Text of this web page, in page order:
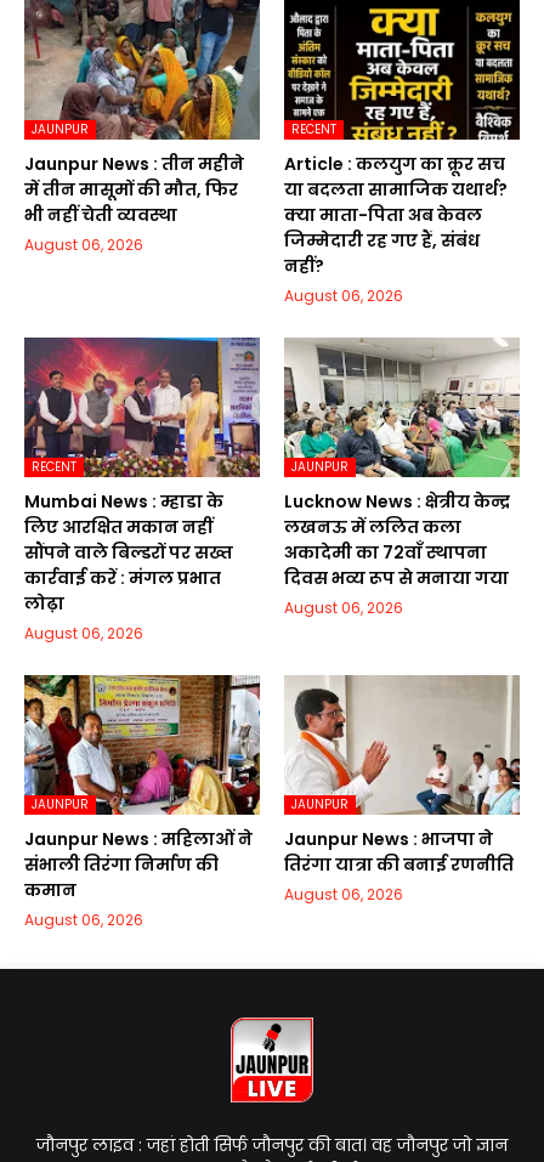
JAUNPUR
Jaunpur News : तीन महीने
में तीन मासूमों की मौत, फिर
भी नहीं चेती व्यवस्था
August 06, 2026
RECENT
Article : कलयुग का क्रूर सच
या बदलता सामाजिक यथार्थ?
क्या माता-पिता अब केवल
जिम्मेदारी रह गए हैं, संबंध
नहीं?
August 06, 2026
RECENT
Mumbai News : म्हाडा के
लिए आरक्षित मकान नहीं
सौंपने वाले बिल्डरों पर सख्त
कार्रवाई करें : मंगल प्रभात
लोढ़ा
August 06, 2026
JAUNPUR
Lucknow News : क्षेत्रीय केन्द्र
लखनऊ में ललित कला
अकादेमी का 72वाॅं स्थापना
दिवस भव्य रूप से मनाया गया
August 06, 2026
JAUNPUR
Jaunpur News : महिलाओं ने
संभाली तिरंगा निर्माण की
कमान
August 06, 2026
JAUNPUR
Jaunpur News : भाजपा ने
तिरंगा यात्रा की बनाई रणनीति
August 06, 2026
जौनपुर लाइव : जहां होती सिर्फ जौनपुर की बात। वह जौनपुर जो ज्ञान